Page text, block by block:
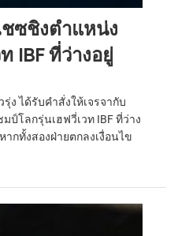
ซชิงตำแหน่ง
IBF ที่ว่างอยู่
ง ได้รับคำสั่งให้เจรจากับ
ป์โลกรุ่นเฮฟวี่เวท IBF ที่ว่าง
กทั้งสองฝ่ายตกลงเงื่อนไข